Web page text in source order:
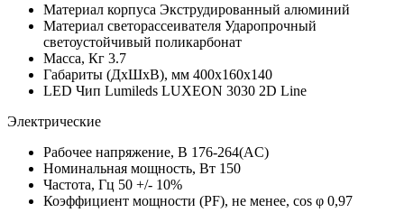
Материал корпуса Экструдированный алюминий
Материал светорассеивателя Ударопрочный
светоустойчивый поликарбонат
Масса, Кг 3.7
Габариты (ДхШхВ), мм 400х160х140
LED Чип Lumileds LUXEON 3030 2D Line
Электрические
Рабочее напряжение, В 176-264(AC)
Номинальная мощность, Вт 150
Частота, Гц 50 +/- 10%
Коэффициент мощности (PF), не менее, cos φ 0,97